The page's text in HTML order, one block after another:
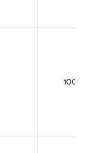
100+